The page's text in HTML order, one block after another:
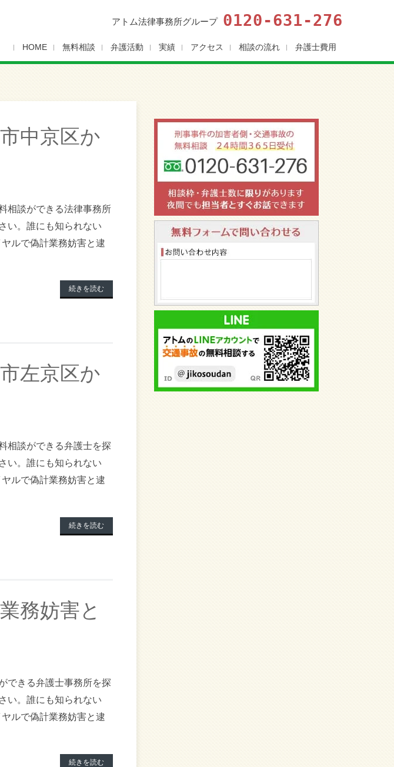
アトム法律事務所グループ 0120-631-276
HOME 無料相談 弁護活動 実績 アクセス 相談の流れ 弁護士費用
中京区か
相談ができる法律事務所
い。誰にも知られない
ルで偽計業務妨害と逮
続きを読む
左京区か
相談ができる弁護士を探
い。誰にも知られない
ルで偽計業務妨害と逮
続きを読む
務妨害と
できる弁護士事務所を探
い。誰にも知られない
ルで偽計業務妨害と逮
続きを読む